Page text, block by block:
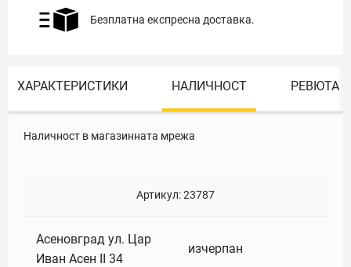
Безплатна експресна доставка.
ХАРАКТЕРИСТИКИ НАЛИЧНОСТ РЕВЮТА
Наличност в магазинната мрежа
Артикул:23787
Асеновград ул. Цар
Иван Асен II 34
изчерпан